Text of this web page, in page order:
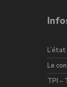
Le
TPI –